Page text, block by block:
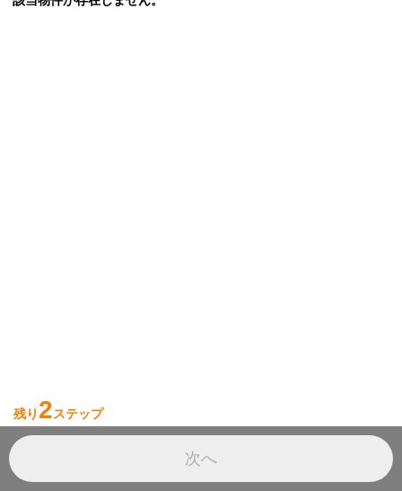
残り 2ステップ
次へ